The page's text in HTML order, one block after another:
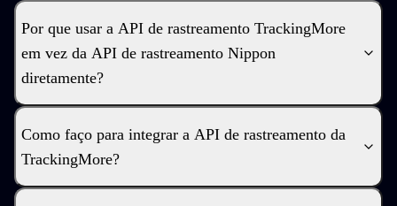
Por que usar a API de rastreamento TrackingMore
em vez da API de rastreamento Nippon
diretamente?
Como faço para integrar a API de rastreamento da
TrackingMore?